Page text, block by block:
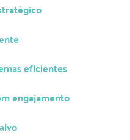
eficientes
engajamento